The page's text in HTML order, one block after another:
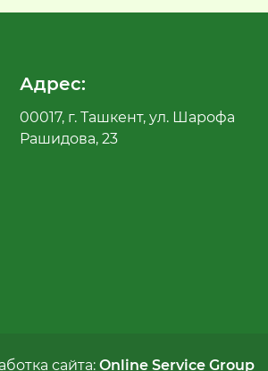
Адрес:
00017, г. Ташкент, ул. Шарофа
Рашидова, 23
сайта: Online Service Group